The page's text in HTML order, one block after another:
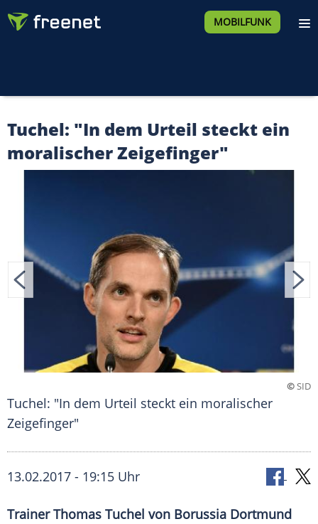
MOBILFUNK
Tuchel: "In dem Urteil steckt ein
moralischer Zeigefinger"
©SID
Tuchel: "In dem Urteil steckt ein moralischer
Zeigefinger"
13.02.2017 - 19:15 Uhr
Trainer Thomas Tuchel von Borussia Dortmund